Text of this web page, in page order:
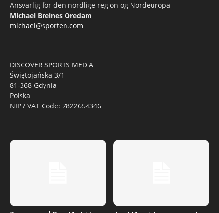
Ansvarlig for den nordlige region og Nordeuropa
Michael Breines Oredam
michael@sporten.com
DISCOVER SPORTS MEDIA
Świętojańska 3/1
81-368 Gdynia
Polska
NIP / VAT Code: 7822654346